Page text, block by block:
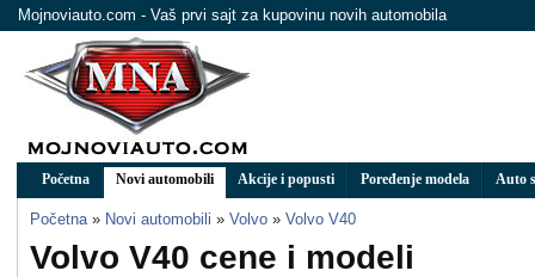
Mojnoviauto.com - Vaš prvi sajt za kupovinu novih automobila
Početna Novi automobili Akcije i popusti Poređenje modela Auto
Početna » Novi automobili » Volvo » Volvo V40
Volvo V40 cene i modeli